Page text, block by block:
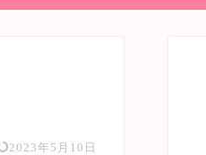
2023年5月10日